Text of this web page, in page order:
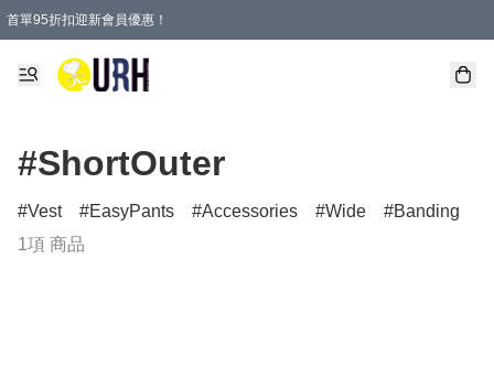
首單95折扣迎新會員優惠！
特選會員可享全單低至 95 折優惠！
單一訂單滿HKD600(澳門HKD800)包郵寄順豐送到家。
#ShortOuter
Vest EasyPants Accessories Wide Banding
1項 商品